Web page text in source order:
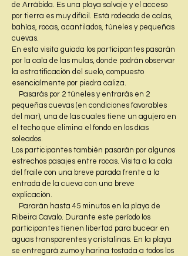
de Arrábida. Es una playa salvaje y el acceso
por tierra es muy difícil. Está rodeada de calas,
bahías, rocas, acantilados, túneles y pequeñas
cuevas.
En esta visita guiada los participantes pasarán
por la cala de las mulas, donde podrán observar
la estratificación del suelo, compuesto
esencialmente por piedra caliza.
Pasarás por 2 túneles y entrarás en 2
pequeñas cuevas (en condiciones favorables
del mar), una de las cuales tiene un agujero en
el techo que elimina el fondo en los días
soleados.
Los participantes también pasarán por algunos
estrechos pasajes entre rocas. Visita a la cala
del fraile con una breve parada frente a la
entrada de la cueva con una breve
explicación.
Pararán hasta 45 minutos en la playa de
Ribeira Cavalo. Durante este período los
participantes tienen libertad para bucear en
aguas transparentes y cristalinas. En la playa
se entregará zumo y harina tostada a todos los